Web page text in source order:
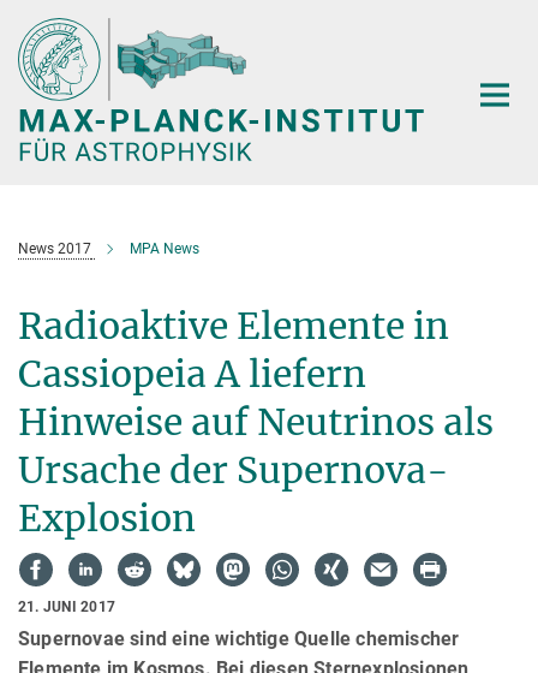
Hauptinhalt
News 2017 MPA News
Radioaktive Elemente in
Cassiopeia A liefern
Hinweise auf Neutrinos als
Ursache der Supernova-
Explosion
21. JUNI 2017
Supernovae sind eine wichtige Quelle chemischer
Elemente im Kosmos. Bei diesen Sternexplosionen